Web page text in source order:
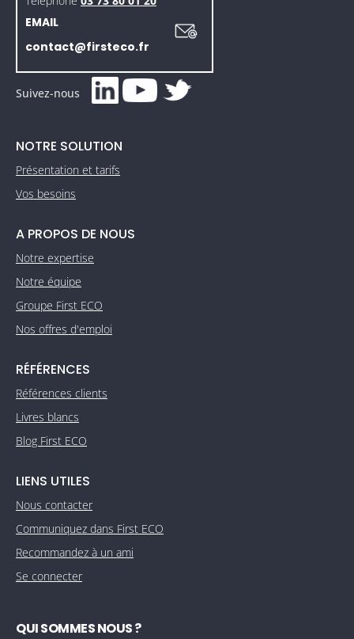
EMAIL
contact@firsteco.fr
Suivez-nous
NOTRE SOLUTION
Présentation et tarifs
Vos besoins
A PROPOS DE NOUS
Notre expertise
Notre équipe
Groupe First ECO
Nos offres d'emploi
RÉFÉRENCES
Références clients
Livres blancs
Blog First ECO
LIENS UTILES
Nous contacter
Communiquez dans First ECO
Recommandez à un ami
Se connecter
QUI SOMMES NOUS ?